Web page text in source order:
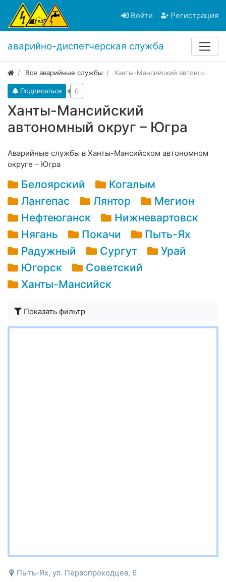
Войти Регистрация
аварийно-диспетчерская служба
Все аварийные службы Ханты-Мансийский автономный
Ханты-Мансийский
автономный округ – Югра
Подписаться 0
Аварийные службы в Ханты-Мансийском автономном
округе – Югра
Белоярский
Когалым
Лангепас
Лянтор
Мегион
Нефтеюганск
Нижневартовск
Нягань
Покачи
Пыть-Ях
Радужный
Сургут
Урай
Югорск
Советский
Ханты-Мансийск
Показать фильтр
Пыть-Ях, ул. Первопроходцев, 6